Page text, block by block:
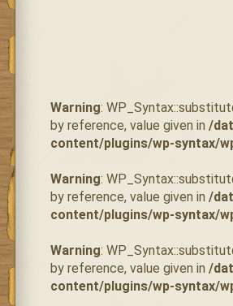
Warning:
by reference, value given in /
content/plugins/wp-syntax/
Warning:
by reference, value given in /
content/plugins/wp-syntax/
Warning:
by reference, value given in /
content/plugins/wp-syntax/